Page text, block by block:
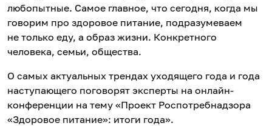
любопытные. Самое главное, что сегодня, когда мы
говорим про здоровое питание, подразумеваем
не только еду, а образ жизни. Конкретного
человека, семьи, общества.
О самых актуальных трендах уходящего года и года
наступающего поговорят эксперты на онлайн-
конференции на тему «Проект Роспотребнадзора
«Здоровое питание»: итоги года».